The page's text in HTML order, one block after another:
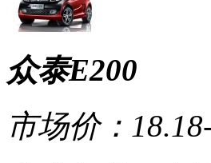
众泰E200
市场价：